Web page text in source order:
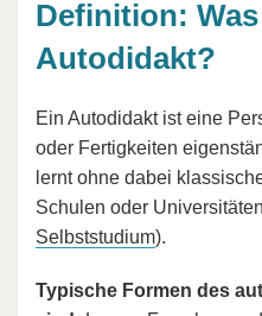
Definition:
Autodidakt?
Ein Autodidakt ist eine
oder Fertigkeiten
lernt ohne dabei
Schulen oder
Selbststudium).
Typische Formen des